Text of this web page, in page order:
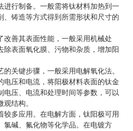
进行制备。一般需将钛材料加热到一
、铸造等方式得到所需形状和尺寸的
善其表面性能，一般采用机械处
除表面氧化膜、污物和杂质，增加阳
关键步骤，一般采用电解氧化法。
电压和电流，将阳极材料表面的钛金
电压、电流和处理时间等参数，可以
结构。
多应用。在电解方面，钛阳极可用
氯碱、氟化物等化学品。在电镀方